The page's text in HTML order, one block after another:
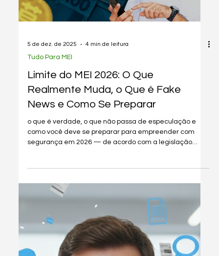
dos anos — e as decisões mais recentes indicam que
2026 pode ser um dos anos mais difíceis para quem
Load video
Realmente Muda, o Que é Fake
News e Como Se Preparar
o que é verdade, o que não passa de especulação e
como você deve se preparar para empreender com
segurança em 2026 — de acordo com a legislação